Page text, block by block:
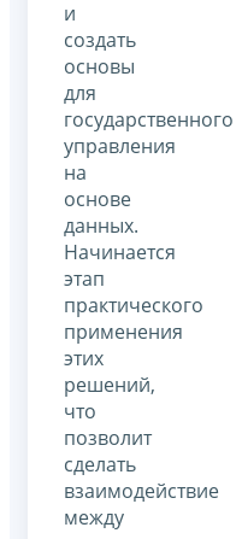
и
создать
основы
для
государственного
управления
на
основе
данных.
Начинается
этап
практического
применения
этих
решений,
что
позволит
сделать
взаимодействие
между